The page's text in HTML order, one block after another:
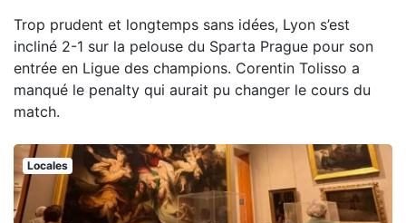
Trop prudent et longtemps sans idées, Lyon s’est
incliné 2-1 sur la pelouse du Sparta Prague pour son
entrée en Ligue des champions. Corentin Tolisso a
manqué le penalty qui aurait pu changer le cours du
match.
Locales